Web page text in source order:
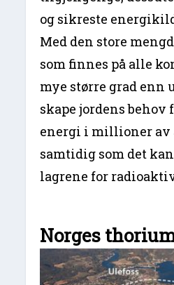
og sikreste
Med den store
som finnes på alle
mye større grad enn
skape jordens behov
energi i millioner av
samtidig som det
lagrene for
Norges